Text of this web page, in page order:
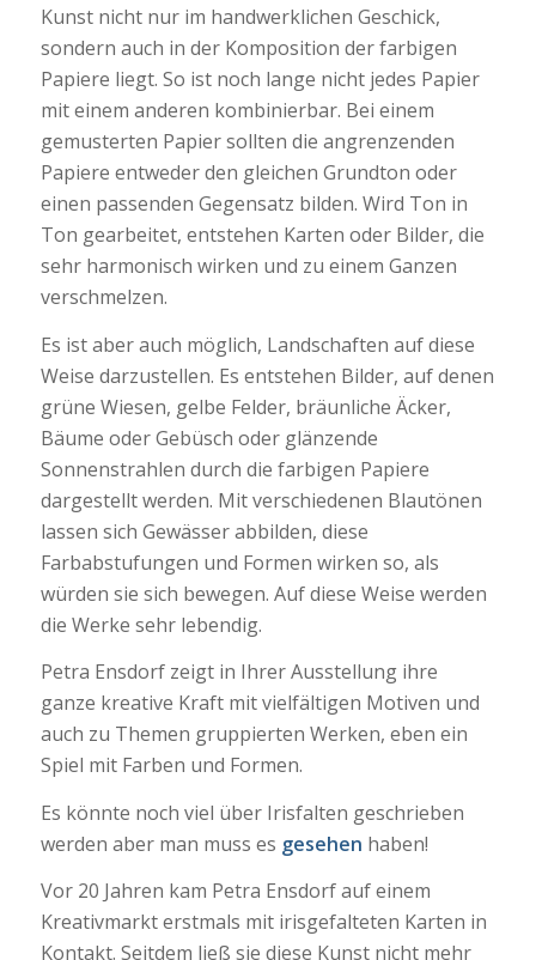
Kunst nicht nur im handwerklichen Geschick,
sondern auch in der Komposition der farbigen
Papiere liegt. So ist noch lange nicht jedes Papier
mit einem anderen kombinierbar. Bei einem
gemusterten Papier sollten die angrenzenden
Papiere entweder den gleichen Grundton oder
einen passenden Gegensatz bilden. Wird Ton in
Ton gearbeitet, entstehen Karten oder Bilder, die
sehr harmonisch wirken und zu einem Ganzen
verschmelzen.
Es ist aber auch möglich, Landschaften auf diese
Weise darzustellen. Es entstehen Bilder, auf denen
grüne Wiesen, gelbe Felder, bräunliche Äcker,
Bäume oder Gebüsch oder glänzende
Sonnenstrahlen durch die farbigen Papiere
dargestellt werden. Mit verschiedenen Blautönen
lassen sich Gewässer abbilden, diese
Farbabstufungen und Formen wirken so, als
würden sie sich bewegen. Auf diese Weise werden
die Werke sehr lebendig.
Petra Ensdorf zeigt in Ihrer Ausstellung ihre
ganze kreative Kraft mit vielfältigen Motiven und
auch zu Themen gruppierten Werken, eben ein
Spiel mit Farben und Formen.
Es könnte noch viel über Irisfalten geschrieben
werden aber man muss es gesehen haben!
Vor 20 Jahren kam Petra Ensdorf auf einem
Kreativmarkt erstmals mit irisgefalteten Karten in
Kontakt. Seitdem ließ sie diese Kunst nicht mehr